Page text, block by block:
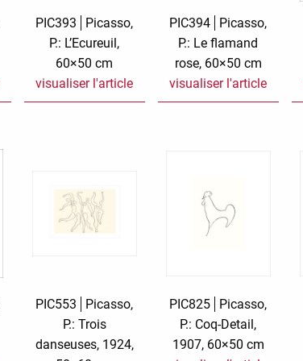
PIC393
Picasso,
P.: L’Ecureuil,
60×50 cm
visualiser l'article
PIC394
Picasso,
P.: Le flamand
rose, 60×50 cm
visualiser l'article
PIC553
Picasso,
P.: Trois
danseuses, 1924,
PIC825
Picasso,
P.: Coq-Detail,
1907, 60×50 cm